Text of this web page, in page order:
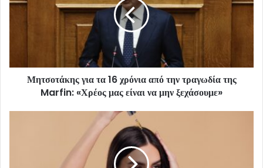
Μητσοτάκης για τα 16 χρόνια από την τραγωδία της
Marfin: «Χρέος μας είναι να μην ξεχάσουμε»